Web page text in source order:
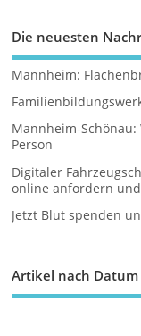
Die neuesten
Mannheim:
Mannheim-
Person
Digitaler
online anfordern
Jetzt Blut spenden
Artikel nach Datum